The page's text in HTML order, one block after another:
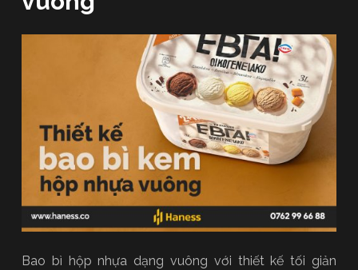
Bao bì hộp nhựa dạng vuông với thiết kế tối giản